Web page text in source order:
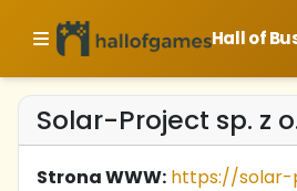
Hall of
Solar-Project sp. z
Strona WWW: https://